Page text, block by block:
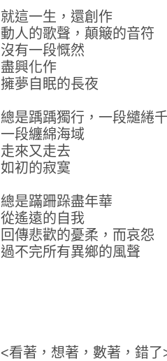
就這一生，還創作
動人的歌聲，顛簸的音符
沒有一段慨然
盡興化作
擁夢自眠的長夜
總是踽踽獨行，一段繾綣
一段纏綿海域
走來又走去
如初的寂寞
總是蹣跚跺盡年華
從遙遠的自我
回傳悲歡的憂柔，而哀怨
過不完所有異鄉的風聲
<看著，想著，數著，錯了